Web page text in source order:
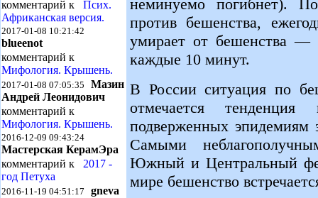
комментарий к Псих.
Африканская версия.
2017-01-08 10:21:42
blueenot
комментарий к
Мифология. Крышень.
2017-01-08 07:05:35 Мазин
Андрей Леонидович
комментарий к
Мифология. Крышень.
2016-12-09 09:43:24
Мастерская КерамЭра
комментарий к 2017 -
год Петуха
2016-11-19 04:51:17 gneva
неминуемо погибнет).
против бешенства,
умирает от бешенства —
каждые 10 минут.
В России ситуация по
отмечается
подверженных эпидемиям
Самыми
Южный и Центральный
мире бешенство